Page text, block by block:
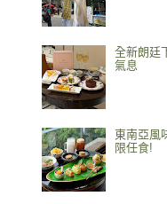
全新朗廷
氣息
東南亞風
限任食!